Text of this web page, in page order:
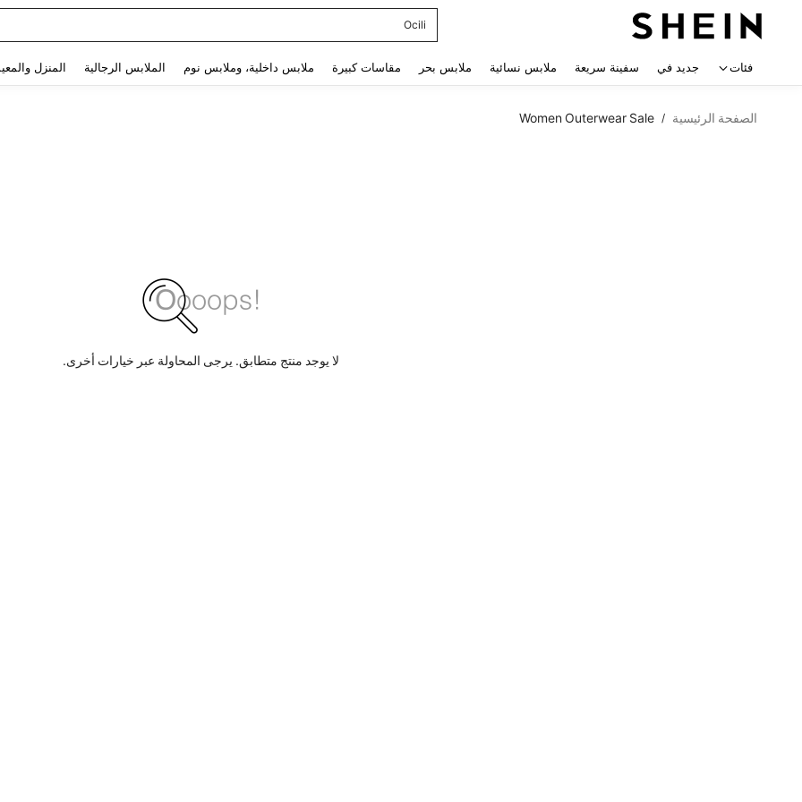
Ocili
فئات جديد في سفينة سريعة ملابس نسائية ملابس بحر مقاسات كبيرة ملابس داخلية، وملابس نوم الملابس الرجالية المنزل
الصفحة الرئيسية /
Women Outerwear Sale
لا يوجد منتج متطابق. يرجى المحاولة عبر خيارات أخرى.